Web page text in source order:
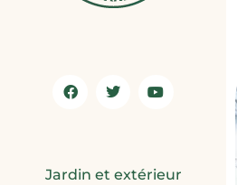
Jardin et extérieur